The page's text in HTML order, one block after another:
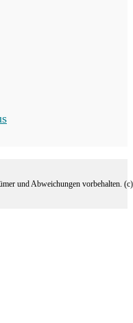
und Abweichungen vorbehalten.